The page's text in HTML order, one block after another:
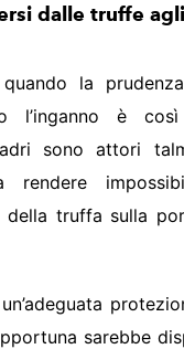
dalle truffe agli
la
l’inganno è
sono attori
rendere
della truffa sulla
sarebbe